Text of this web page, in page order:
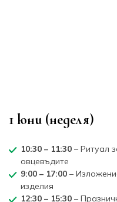
1 юни (неделя)
10:30 – 11:30 – Ритуал
овцевъдите
9:00 – 17:00 –
изделия
12:30 – 15:30 –